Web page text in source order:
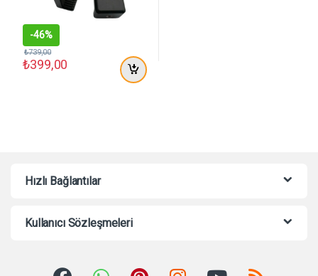
-46%
₺399,00
₺739,00
Hızlı Bağlantılar
Kullanıcı Sözleşmeleri